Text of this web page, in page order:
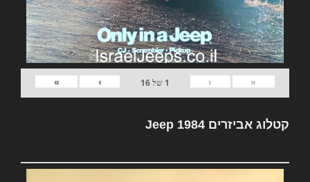
«
‹
1 של16
›
»
קטלוג אביזרים Jeep 1984